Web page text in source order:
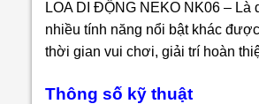
LOA DI ĐỘNG NEKO NK06 –
nhiều tính năng nổi bật khác
thời gian vui chơi, giải trí hoàn
Thông số kỹ thuật